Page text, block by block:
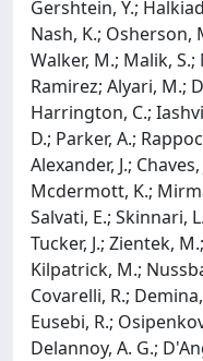
Gershtein, Y.;
Nash, K.; Osherson,
Walker, M.; Malik, S.;
Ramirez; Alyari, M.;
Harrington, C.;
D.; Parker, A.;
Alexander, J.;
Mcdermott, K.;
Salvati, E.; Skinnari,
Tucker, J.; Zientek,
Kilpatrick, M.;
Covarelli, R.;
Eusebi, R.;
Delannoy, A. G.;